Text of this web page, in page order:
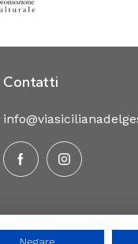
Contatti